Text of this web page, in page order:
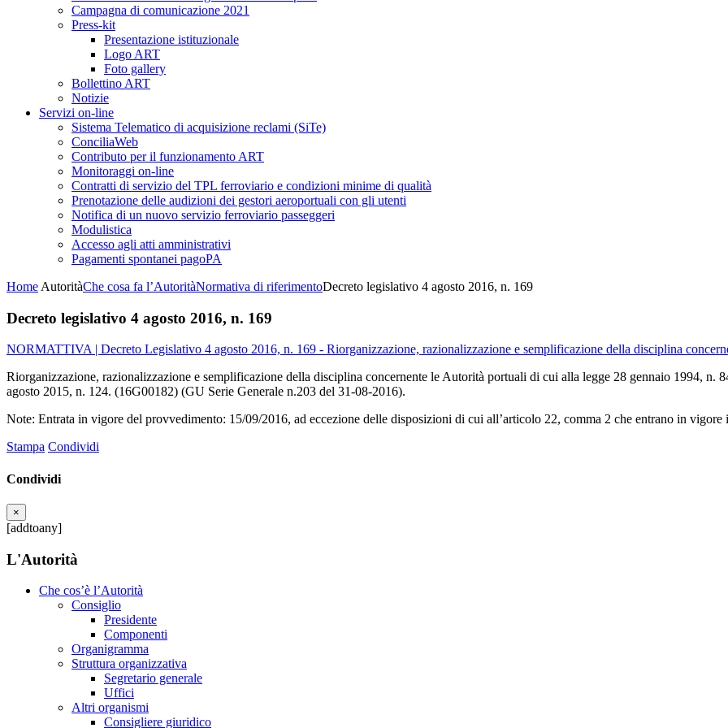
Campagna di comunicazione 2021
Press-kit
Presentazione istituzionale
Logo ART
Foto gallery
Bollettino ART
Notizie
Servizi on-line
Sistema Telematico di acquisizione reclami (SiTe)
ConciliaWeb
Contributo per il funzionamento ART
Monitoraggi on-line
Contratti di servizio del TPL ferroviario e condizioni minime di qualità
Prenotazione delle audizioni dei gestori aeroportuali con gli utenti
Notifica di un nuovo servizio ferroviario passeggeri
Modulistica
Accesso agli atti amministrativi
Pagamenti spontanei pagoPA
Home AutoritàChe cosa fa l’AutoritàNormativa di riferimentoDecreto legislativo 4 agosto 2016, n. 169
Decreto legislativo 4 agosto 2016, n. 169
NORMATTIVA | Decreto Legislativo 4 agosto 2016, n. 169 - Riorganizzazione, razionalizzazione e semplificazione della disciplina
Riorganizzazione, razionalizzazione e semplificazione della disciplina concernente le Autorità portuali di cui alla legge 28 gennaio 1994, n.
agosto 2015, n. 124. (16G00182) (GU Serie Generale n.203 del 31-08-2016).
Note: Entrata in vigore del provvedimento: 15/09/2016, ad eccezione delle disposizioni di cui all’articolo 22, comma 2 che entrano in vigore
Stampa Condividi
Condividi
×
[addtoany]
L'Autorità
Che cos’è l’Autorità
Consiglio
Presidente
Componenti
Organigramma
Struttura organizzativa
Segretario generale
Uffici
Altri organismi
Consigliere giuridico